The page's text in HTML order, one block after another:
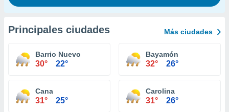
Principales ciudades Más ciudades
Barrio Nuevo
30° 22°
Bayamón
32° 26°
Cana
31° 25°
Carolina
31° 26°